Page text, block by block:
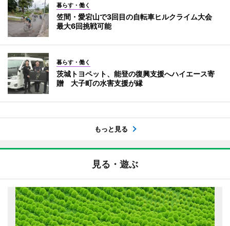
暮らす・働く
笠間・愛宕山で3回目の自転車ヒルクライム大会
最大6回挑戦可能
暮らす・働く
茨城トヨペット、能登の復興支援へハイエース寄
贈 大子町の水害支援が縁
もっと見る
見る・遊ぶ